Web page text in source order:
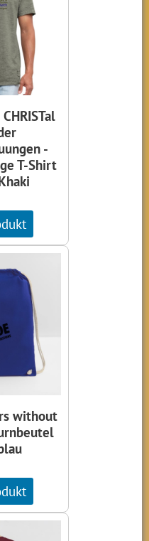
-
T-Shirt
without